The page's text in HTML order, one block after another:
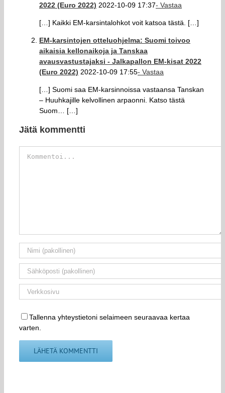
2022 (Euro 2022) 2022-10-09 17:37- Vastaa
[…] Kaikki EM-karsintalohkot voit katsoa tästä. […]
EM-karsintojen otteluohjelma: Suomi toivoo
aikaisia kellonaikoja ja Tanskaa
avausvastustajaksi - Jalkapallon EM-kisat 2022
(Euro 2022) 2022-10-09 17:55- Vastaa
[…] Suomi saa EM-karsinnoissa vastaansa Tanskan
– Huuhkajille kelvollinen arpaonni. Katso tästä
Suom… […]
Jätä kommentti
Tallenna yhteystietoni selaimeen seuraavaa kertaa
varten.